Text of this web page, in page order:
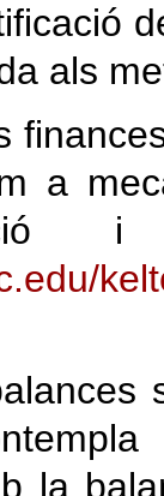
als
a
i
la